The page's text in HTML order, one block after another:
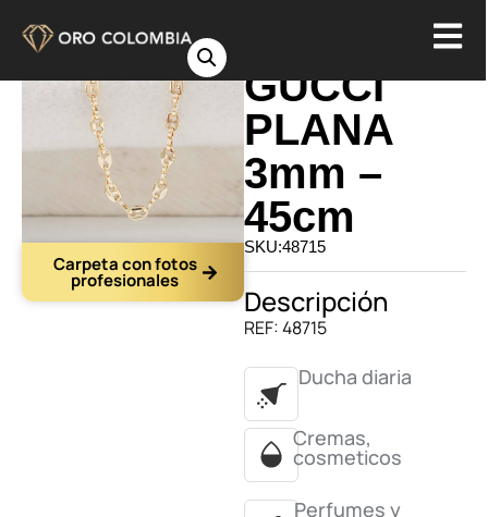
Carpeta con fotos
profesionales
GUCCI
PLANA
3mm –
45cm
SKU:48715
Descripción
REF: 48715
Ducha diaria
Cremas,
cosmeticos
Perfumes y